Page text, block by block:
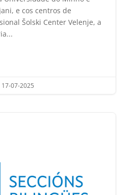
e cos centros de
Šolski Center Velenje, a
17-07-2025